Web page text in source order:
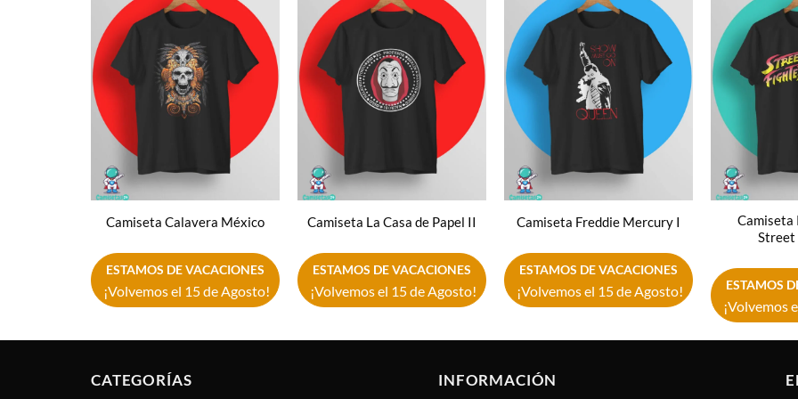
Añadir
a la
lista de
deseos
Camiseta Calavera México
ESTAMOS DE VACACIONES
¡Volvemos el 15 de Agosto!
Añadir
a la
lista de
deseos
Camiseta La Casa de Papel II
ESTAMOS DE VACACIONES
¡Volvemos el 15 de Agosto!
Añadir
a la
lista de
deseos
Camiseta Freddie Mercury I
ESTAMOS DE VACACIONES
¡Volvemos el 15 de Agosto!
Camiseta
Street
ESTAMOS
¡Volvemos
CATEGORÍAS INFORMACIÓN